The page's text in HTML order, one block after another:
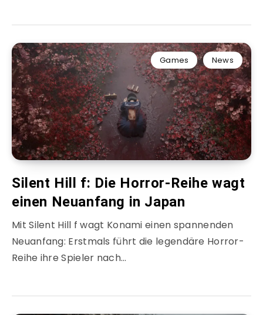
Games News
Silent Hill f: Die Horror-Reihe wagt
einen Neuanfang in Japan
Mit Silent Hill f wagt Konami einen spannenden
Neuanfang: Erstmals führt die legendäre Horror-
Reihe ihre Spieler nach…